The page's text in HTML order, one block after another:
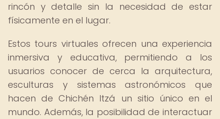
rincón y detalle sin la necesidad de estar
físicamente en el lugar.
Estos tours virtuales ofrecen una experiencia
inmersiva y educativa, permitiendo a los
usuarios conocer de cerca la arquitectura,
esculturas y sistemas astronómicos que
hacen de Chichén Itzá un sitio único en el
mundo. Además, la posibilidad de interactuar